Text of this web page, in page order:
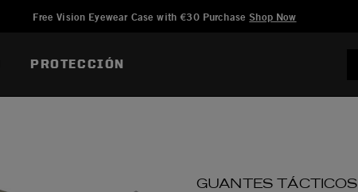
Free Vision Eyewear Case with €30 PurchaseShop Now
PROTECCIÓN
GUANTES TÁCTICOS
Añadido a Gestionar Lista de Deseos